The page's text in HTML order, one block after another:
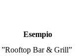
Esempio
”Rooftop Bar & Grill”